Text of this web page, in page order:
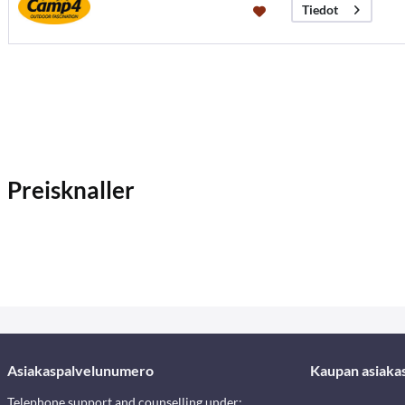
Tiedot
Preisknaller
Asiakaspalvelunumero Kaupan